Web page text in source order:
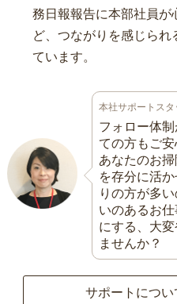
務日報報告に本部社員が
ど、つながりを感じられ
ています。
本社サポートスタ
フォロー体
ての方もご安
あなたのお
を存分に活
りの方が多
いのあるお
にする、大
ませんか？
サポートについ